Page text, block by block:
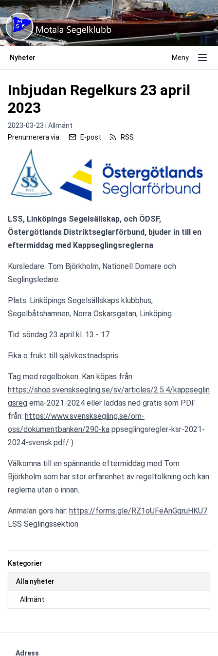
Nyheter Meny
Kategorier
Alla nyheter
Allmänt
Inbjudan Regelkurs 23 april
2023
2023-03-23 i Allmänt
Prenumerera via:
E-post RSS
LSS, Linköpings Segelsällskap, och ÖDSF,
Östergötlands Distriktseglarförbund, bjuder in till en
eftermiddag med Kappseglingsreglerna
Kursledare: Tom Björkholm, Nationell Domare och
Seglingsledare.
Plats: Linköpings Segelsällskaps klubbhus,
Segelbåtshamnen, Norra Oskarsgatan, Linköping
Tid: söndag 23 april kl. 13 - 17
Fika o frukt till självkostnadspris
https://shop.svensksegling.se/sv/articles/2.5.4/kappseglin
gsreg erna-2021-2024 eller laddas ned gratis som PDF
från: https://www.svensksegling.se/om-
oss/dokumentbanken/290-ka ppseglingsregler-ksr-2021-
2024-svensk.pdf/ )
Välkomna till en spännande eftermiddag med Tom
Björkholm som har stor erfarenhet av regeltolkning och kan
reglerna utan o innan.
Anmälan görs här: https://forms.gle/RZ1oUFeAnGqruHKU7
LSS Seglingssektion
Adress